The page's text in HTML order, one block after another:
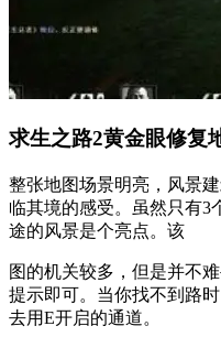
求生之路2黄金眼修复
整张地图场景明亮，风景
临其境的感受。虽然只有3
途的风景是个亮点。该
图的机关较多，但是并不
提示即可。当你找不到路
去用E开启的通道。